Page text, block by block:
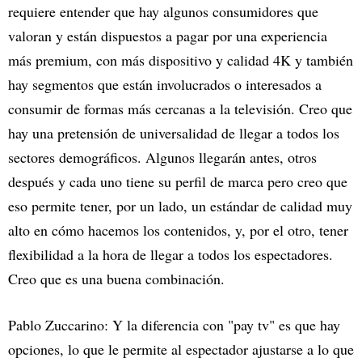
requiere entender que hay algunos consumidores que
valoran y están dispuestos a pagar por una experiencia
más premium, con más dispositivo y calidad 4K y también
hay segmentos que están involucrados o interesados a
consumir de formas más cercanas a la televisión. Creo que
hay una pretensión de universalidad de llegar a todos los
sectores demográficos. Algunos llegarán antes, otros
después y cada uno tiene su perfil de marca pero creo que
eso permite tener, por un lado, un estándar de calidad muy
alto en cómo hacemos los contenidos, y, por el otro, tener
flexibilidad a la hora de llegar a todos los espectadores.
Creo que es una buena combinación.
Pablo Zuccarino: Y la diferencia con "pay tv" es que hay
opciones, lo que le permite al espectador ajustarse a lo que